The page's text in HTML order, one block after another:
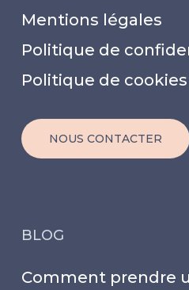
Mentions légales
Politique de
Politique de cookies
NOUS CONTACTER
BLOG
Comment prendre